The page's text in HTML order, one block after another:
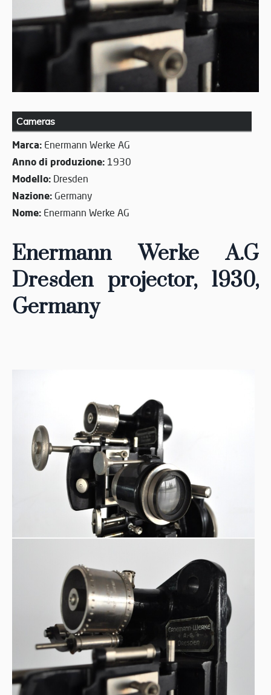
Cameras
Marca: Enermann Werke AG
Anno di produzione: 1930
Modello: Dresden
Nazione: Germany
Nome: Enermann Werke AG
Enermann Werke A.G
Dresden projector, 1930,
Germany